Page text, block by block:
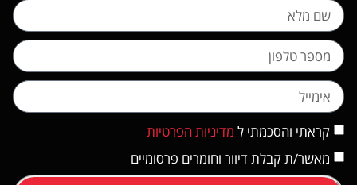
קראתי והסכמתי ל מדיניות הפרטיות
מאשר/ת קבלת דיוור וחומרים פרסומיים